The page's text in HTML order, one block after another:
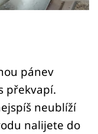
pánev
překvapí.
neublíží
nalijete do